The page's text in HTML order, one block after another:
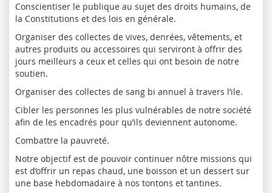
Conscientiser le publique au sujet des droits humains, de
la Constitutions et des lois en générale.
Organiser des collectes de vives, denrées, vêtements, et
autres produits ou accessoires qui serviront à offrir des
jours meilleurs a ceux et celles qui ont besoin de notre
soutien.
Organiser des collectes de sang bi annuel à travers l’ile.
Cibler les personnes les plus vulnérables de notre société
afin de les encadrés pour qu’ils deviennent autonome.
Combattre la pauvreté.
Notre objectif est de pouvoir continuer nôtre missions qui
est d’offrir un repas chaud, une boisson et un dessert sur
une base hebdomadaire à nos tontons et tantines.